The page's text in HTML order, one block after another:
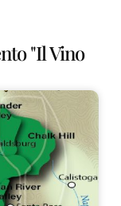
"Il Vino